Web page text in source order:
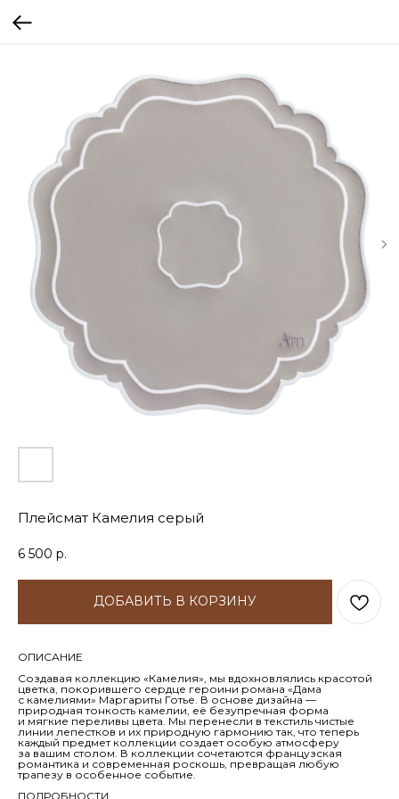
Плейсмат Камелия серый
6 500 р.
ДОБАВИТЬ В КОРЗИНУ
ОПИСАНИЕ
Создавая коллекцию «Камелия», мы вдохновлялись красотой
цветка, покорившего сердце героини романа «Дама
с камелиями» Маргариты Готье. В основе дизайна —
природная тонкость камелии, её безупречная форма
и мягкие переливы цвета. Мы перенесли в текстиль чистые
линии лепестков и их природную гармонию так, что теперь
каждый предмет коллекции создает особую атмосферу
за вашим столом. В коллекции сочетаются французская
романтика и современная роскошь, превращая любую
трапезу в особенное событие.
ПОДРОБНОСТИ